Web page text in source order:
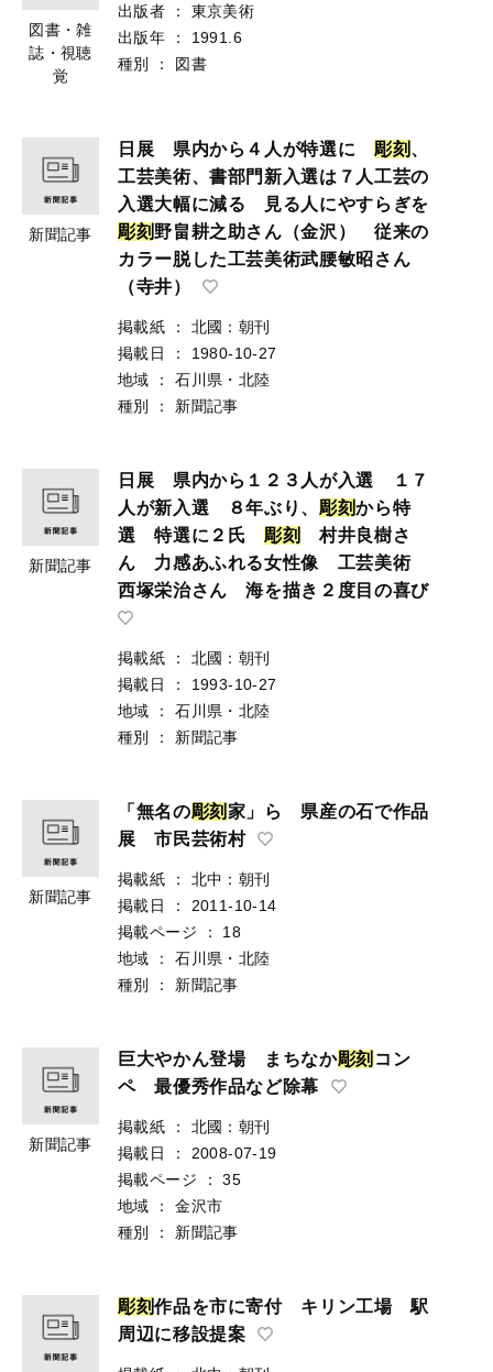
図書・雑
誌・視聴
覚
出版者
：
東京美術
出版年
：
1991.6
種別
： 図書
新聞記事
日展 県内から４人が特選に 彫刻 、
工芸美術、書部門新入選は７人工芸の
入選大幅に減る 見る人にやすらぎを
彫刻 野畠耕之助さん（金沢） 従来の
カラー脱した工芸美術武腰敏昭さん
（寺井）
掲載紙 ：
北國：朝刊
掲載日
：
1980-10-27
地域
：
石川県・北陸
種別
： 新聞記事
新聞記事
日展 県内から１２３人が入選 １７
人が新入選 ８年ぶり、彫刻から特
選 特選に２氏彫刻
村井良樹さ
ん 力感あふれる女性像 工芸美術
西塚栄治さん 海を描き２度目の喜び
掲載紙 ：
北國：朝刊
掲載日
：
1993-10-27
地域
：
石川県・北陸
種別
： 新聞記事
新聞記事
「無名の彫刻 家」ら 県産の石で作品
展 市民芸術村
掲載紙 ：
北中：朝刊
掲載日
：
2011-10-14
掲載ページ
：
18
地域
：
石川県・北陸
種別
： 新聞記事
新聞記事
巨大やかん登場 まちなか彫刻 コン
ペ 最優秀作品など除幕
掲載紙 ：
北國：朝刊
掲載日
：
2008-07-19
掲載ページ
：
35
地域
：
金沢市
種別
： 新聞記事
彫刻作品を市に寄付 キリン工場 駅
周辺に移設提案